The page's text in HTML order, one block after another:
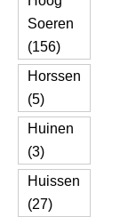
Soeren
(156)
Horssen
(5)
Huinen
(3)
Huissen
(27)